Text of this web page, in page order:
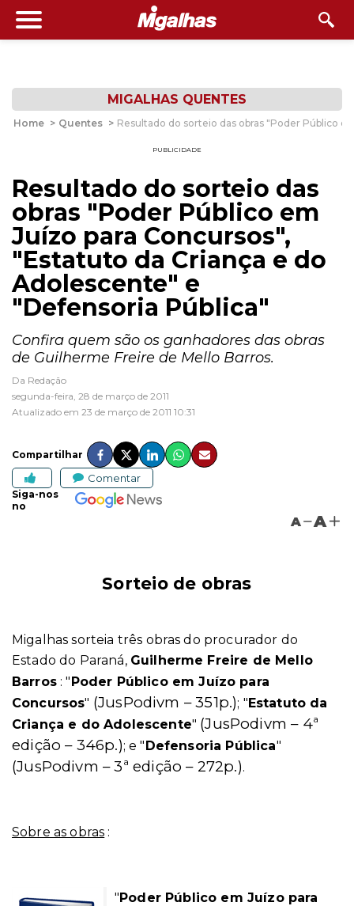
MIGALHAS QUENTES
Home > Quentes > Resultado do sorteio das obras "Poder Público
PUBLICIDADE
Resultado do sorteio das
obras "Poder Público em
Juízo para Concursos",
"Estatuto da Criança e do
Adolescente" e
"Defensoria Pública"
Confira quem são os ganhadores das obras
de Guilherme Freire de Mello Barros.
Da Redação
segunda-feira, 28 de março de 2011
Atualizado em 23 de março de 2011 10:31
Compartilhar
Comentar
Siga-nos
no
A A
Sorteio de obras
Migalhas sorteia três obras do procurador do
Estado do Paraná, Guilherme Freire de Mello
Barros:"Poder Público em Juízo para
Concursos" (JusPodivm – 351p.); "Estatuto da
Criança e do Adolescente" (JusPodivm – 4ª
edição – 346p.); e "Defensoria Pública"
(JusPodivm – 3ª edição – 272p.).
Sobre as obras :
"Poder Público em Juízo para